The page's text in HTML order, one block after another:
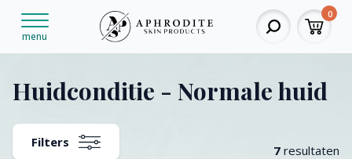
menu
0
Huidconditie - Normale huid
Filters
7 resultaten